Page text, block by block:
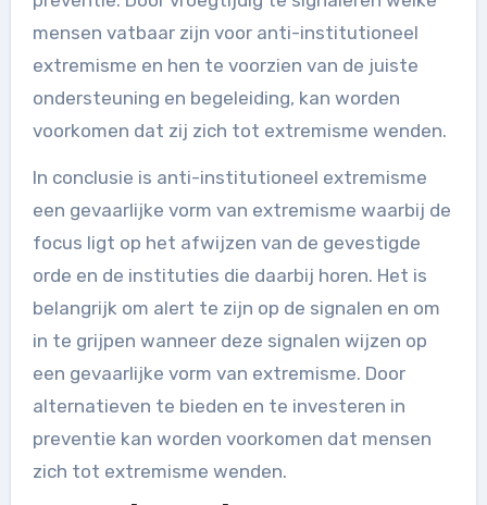
mensen vatbaar zijn voor anti-institutioneel
extremisme en hen te voorzien van de juiste
ondersteuning en begeleiding, kan worden
voorkomen dat zij zich tot extremisme wenden.
In conclusie is anti-institutioneel extremisme
een gevaarlijke vorm van extremisme waarbij de
focus ligt op het afwijzen van de gevestigde
orde en de instituties die daarbij horen. Het is
belangrijk om alert te zijn op de signalen en om
in te grijpen wanneer deze signalen wijzen op
een gevaarlijke vorm van extremisme. Door
alternatieven te bieden en te investeren in
preventie kan worden voorkomen dat mensen
zich tot extremisme wenden.